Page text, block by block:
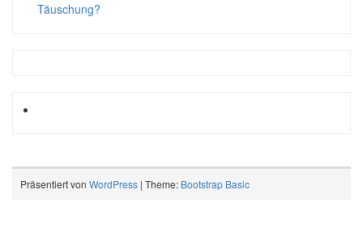
Täuschung?
Präsentiert von WordPress | Theme: Bootstrap Basic